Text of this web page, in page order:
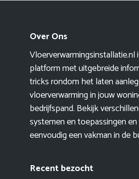
Over Ons
Vloerverwarmingsinstallatie.nl
platform met uitgebreide
tricks rondom het laten
vloerverwarming in jouw
bedrijfspand. Bekijk
systemen en toepassingen
eenvoudig een vakman in de
Recent bezocht